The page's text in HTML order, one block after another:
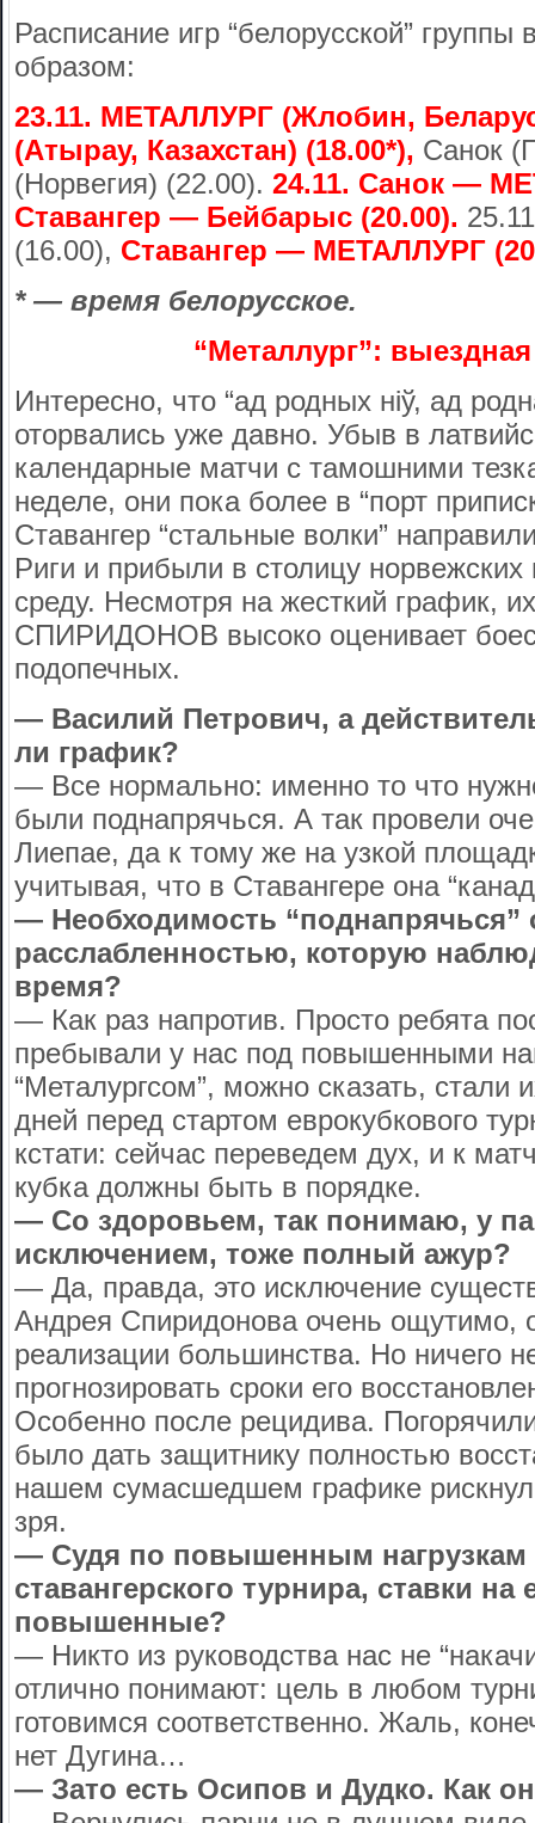
Расписание игр “белорусской”
образом:
23.11. МЕТАЛЛУРГ (Жлобин,
(Атырау, Казахстан) (18.00*), Санок
(Норвегия) (22.00). 24.11. Санок —
Ставангер — Бейбарыс (20.00).
(16.00), Ставангер — МЕТАЛЛУРГ
* — время белорусское.
“Металлург”:
Интересно, что “ад родных нiў, ад
оторвались уже давно. Убыв в
календарные матчи с тамошними
неделе, они пока более в “порт
Ставангер “стальные волки”
Риги и прибыли в столицу
среду. Несмотря на жесткий график,
СПИРИДОНОВ высоко оценивает
подопечных.
— Василий Петрович, а
ли график?
— Все нормально: именно то что
были поднапрячься. А так провели
Лиепае, да к тому же на узкой
учитывая, что в Ставангере она
— Необходимость “поднапрячься”
расслабленностью, которую
время?
— Как раз напротив. Просто ребята
пребывали у нас под повышенными
“Металургсом”, можно сказать, стали
дней перед стартом еврокубкового
кстати: сейчас переведем дух, и к
кубка должны быть в порядке.
— Со здоровьем, так понимаю, у
исключением, тоже полный ажур?
— Да, правда, это исключение
Андрея Спиридонова очень ощутимо,
реализации большинства. Но ничего
прогнозировать сроки его
Особенно после рецидива.
было дать защитнику полностью
нашем сумасшедшем графике
зря.
— Судя по повышенным нагрузкам
ставангерского турнира, ставки на
повышенные?
— Никто из руководства нас не
отлично понимают: цель в любом
готовимся соответственно. Жаль,
нет Дугина…
— Зато есть Осипов и Дудко. Как